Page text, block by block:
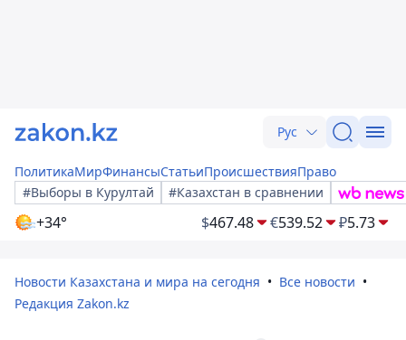
Рус
ПолитикаМирФинансыСтатьиПроисшествияПраво
#Выборы в Курултай
#Казахстан в сравнении
+34° $467.48 €539.52 ₽5.73
Новости Казахстана и мира на сегодня
Все новости
Редакция Zakon.kz